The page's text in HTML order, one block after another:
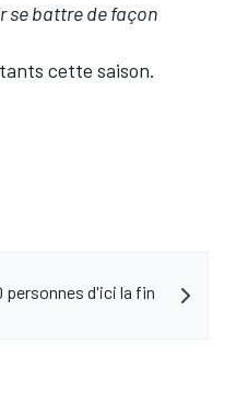
se battre de façon
cette saison.
personnes d'ici la fin